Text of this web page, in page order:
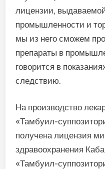
лицензии,
промышленности и
мы из него сможем
препараты в
говорится в
следствию.
На производство
«Тамбуил-
получена лицензия
здравоохранения
«Тамбуил-